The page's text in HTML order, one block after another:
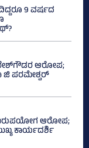
9 ವರ್ಷದ
ಆರೋಪ;
ಜಿ ಪರಮೇಶ್ವರ್
ಆರೋಪ;
ಕಾರ್ಯದರ್ಶಿ